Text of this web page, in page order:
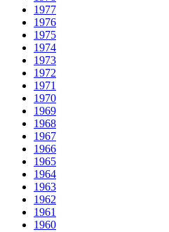
1977
1976
1975
1974
1973
1972
1971
1970
1969
1968
1967
1966
1965
1964
1963
1962
1961
1960